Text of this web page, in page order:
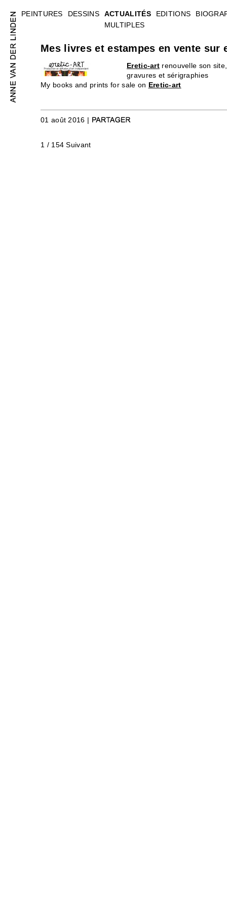
PEINTURES DESSINS
ACTUALITÉS
MULTIPLES
EDITIONS
Mes livres et estampes en vente sur
Eretic-art renouvelle son
gravures et sérigraphies
My books and prints for sale on Eretic-art
01 août 2016 |
1 / 154Suivant